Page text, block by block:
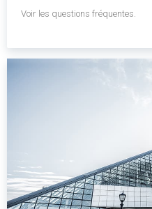
Voir les questions fréquentes.